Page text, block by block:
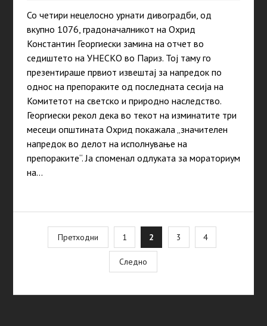
Со четири нецелосно урнати дивоградби, од
вкупно 1076, градоначалникот на Охрид
Константин Георгиески замина на отчет во
седиштето на УНЕСКО во Париз. Тој таму го
презентираше првиот извештај за напредок по
однос на препораките од последната сесија на
Комитетот на светско и природно наследство.
Георгиески рекол дека во текот на изминатите три
месеци општината Охрид покажала „значителен
напредок во делот на исполнување на
препораките“. Ја споменал одлуката за мораториум
на…
Posts
pagination
Претходни 1 2 3 4
Следно